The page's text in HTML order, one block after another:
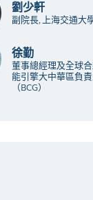
劉少軒
副院長, 上海交通大
徐勤
董事總經理及全球
能引擎大中華區負
（BCG）